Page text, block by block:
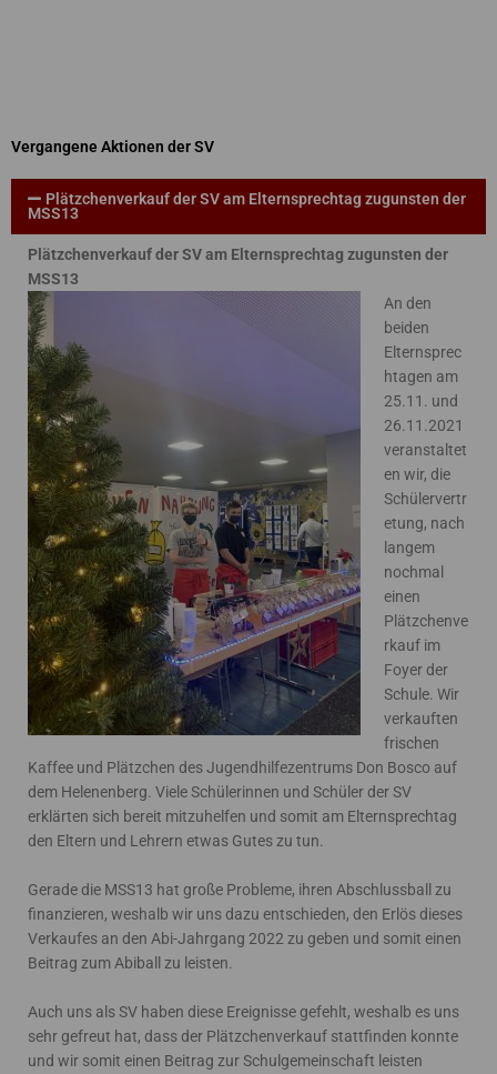
Vergangene Aktionen der SV
Plätzchenverkauf der SV am Elternsprechtag zugunsten der
MSS13
Plätzchenverkauf der SV am Elternsprechtag zugunsten der
MSS13
An den
beiden
Elternsprec
htagen am
25.11. und
26.11.2021
veranstaltet
en wir, die
Schülervertr
etung, nach
langem
nochmal
einen
Plätzchenve
rkauf im
Foyer der
Schule. Wir
verkauften
frischen
Kaffee und Plätzchen des Jugendhilfezentrums Don Bosco auf
dem Helenenberg. Viele Schülerinnen und Schüler der SV
erklärten sich bereit mitzuhelfen und somit am Elternsprechtag
den Eltern und Lehrern etwas Gutes zu tun.
Gerade die MSS13 hat große Probleme, ihren Abschlussball zu
finanzieren, weshalb wir uns dazu entschieden, den Erlös dieses
Verkaufes an den Abi-Jahrgang 2022 zu geben und somit einen
Beitrag zum Abiball zu leisten.
Auch uns als SV haben diese Ereignisse gefehlt, weshalb es uns
sehr gefreut hat, dass der Plätzchenverkauf stattfinden konnte
und wir somit einen Beitrag zur Schulgemeinschaft leisten